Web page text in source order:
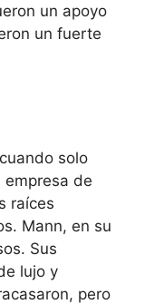
un apoyo
un fuerte
solo
empresa de
raíces
Mann, en su
Sus
lujo y
pero